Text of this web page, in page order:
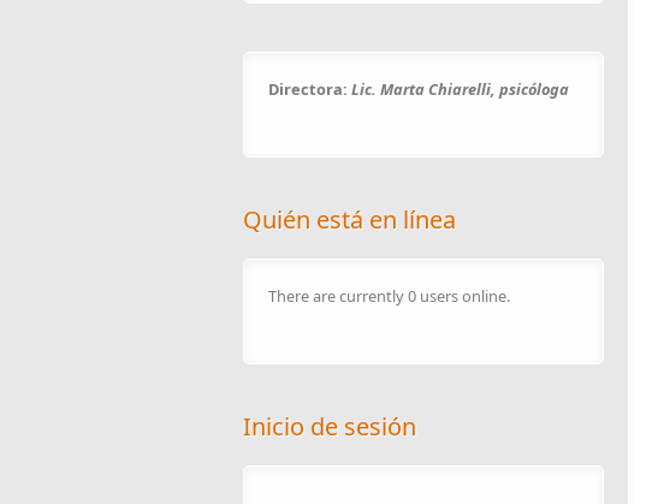
Directora: Lic. Marta Chiarelli, psicóloga
Quién está en línea
There are currently 0 users online.
Inicio de sesión